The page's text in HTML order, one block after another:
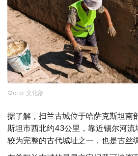
Фото: 文化部
据了解，扫兰古城位于哈萨克斯坦南
斯坦市西北约43公里，靠近锡尔河流
较为完整的古代城址之一，也是古丝